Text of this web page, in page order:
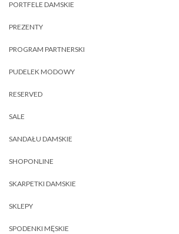
PORTFELE DAMSKIE
PREZENTY
PROGRAM PARTNERSKI
PUDELEK MODOWY
RESERVED
SALE
SANDAŁU DAMSKIE
SHOPONLINE
SKARPETKI DAMSKIE
SKLEPY
SPODENKI MĘSKIE